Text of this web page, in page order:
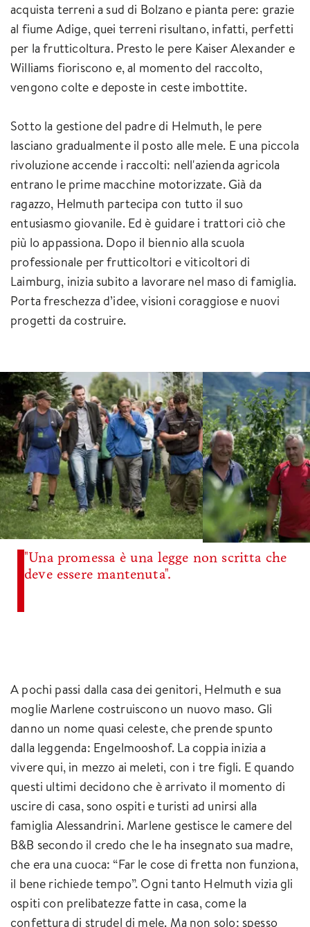
acquista terreni a sud di Bolzano e pianta pere: grazie
al fiume Adige, quei terreni risultano, infatti, perfetti
per la frutticoltura. Presto le pere Kaiser Alexander e
Williams fioriscono e, al momento del raccolto,
vengono colte e deposte in ceste imbottite.
Sotto la gestione del padre di Helmuth, le pere
lasciano gradualmente il posto alle mele. E una piccola
rivoluzione accende i raccolti: nell'azienda agricola
entrano le prime macchine motorizzate. Già da
ragazzo, Helmuth partecipa con tutto il suo
entusiasmo giovanile. Ed è guidare i trattori ciò che
più lo appassiona. Dopo il biennio alla scuola
professionale per frutticoltori e viticoltori di
Laimburg, inizia subito a lavorare nel maso di famiglia.
Porta freschezza d’idee, visioni coraggiose e nuovi
progetti da costruire.
"Una promessa è una legge non scritta che
deve essere mantenuta".
A pochi passi dalla casa dei genitori, Helmuth e sua
moglie Marlene costruiscono un nuovo maso. Gli
danno un nome quasi celeste, che prende spunto
dalla leggenda: Engelmooshof. La coppia inizia a
vivere qui, in mezzo ai meleti, con i tre figli. E quando
questi ultimi decidono che è arrivato il momento di
uscire di casa, sono ospiti e turisti ad unirsi alla
famiglia Alessandrini. Marlene gestisce le camere del
B&B secondo il credo che le ha insegnato sua madre,
che era una cuoca: “Far le cose di fretta non funziona,
il bene richiede tempo”. Ogni tanto Helmuth vizia gli
ospiti con prelibatezze fatte in casa, come la
confettura di strudel di mele. Ma non solo: spesso